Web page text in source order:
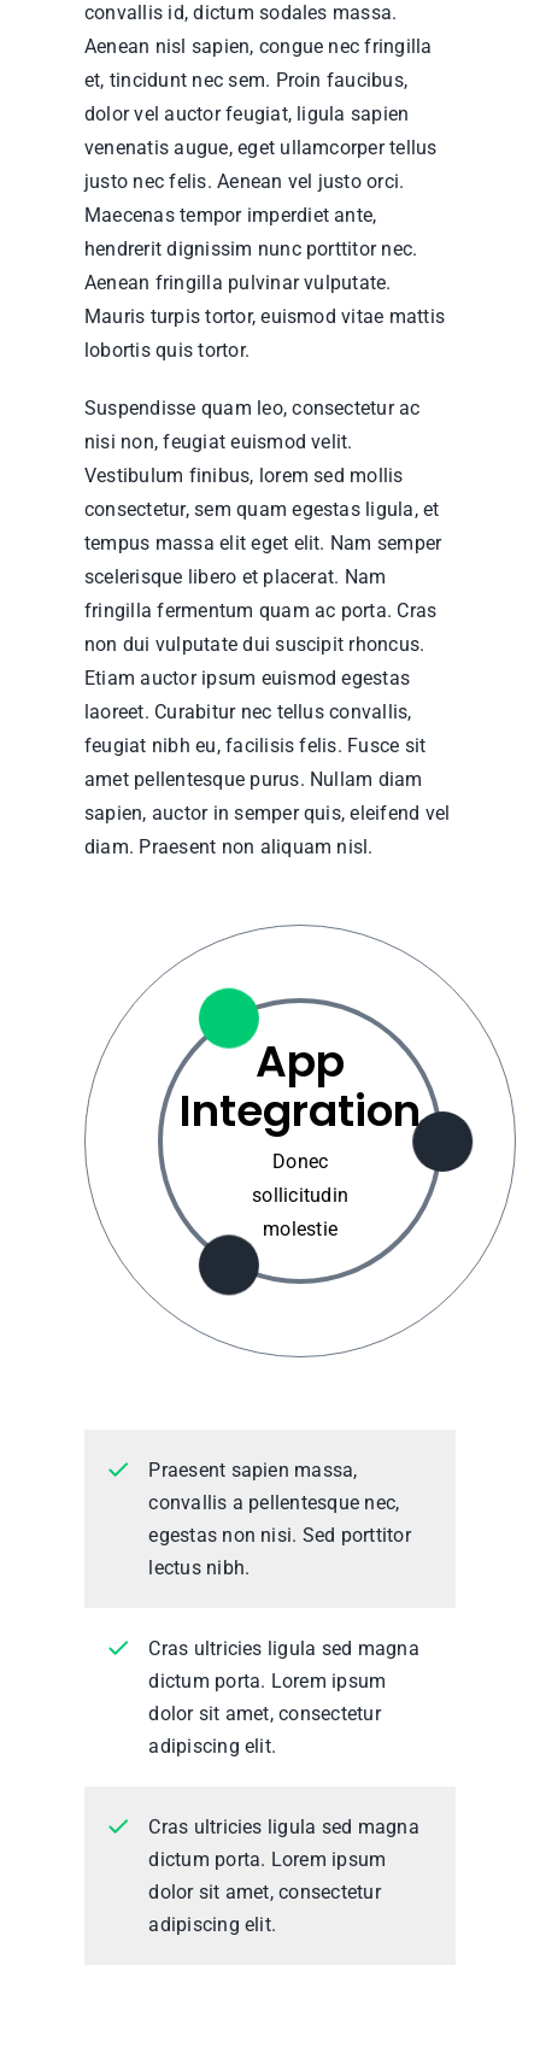
convallis id, dictum sodales massa.
Aenean nisl sapien, congue nec fringilla
et, tincidunt nec sem. Proin faucibus,
dolor vel auctor feugiat,ligula sapien
venenatis augue, eget ullamcorper tellus
justo nec felis. Aenean vel justo orci.
Maecenas tempor imperdiet ante,
hendrerit dignissim nunc porttitor nec.
Aenean fringilla pulvinar vulputate.
Mauris turpis tortor, euismod vitae mattis
lobortis quis tortor.
Suspendisse quam leo, consectetur ac
nisi non, feugiat euismod velit.
Vestibulum finibus, lorem sed mollis
consectetur, sem quam egestas ligula, et
tempus massa elit eget elit. Nam semper
scelerisque libero et placerat. Nam
fringilla fermentum quam ac porta. Cras
non dui vulputate dui suscipit rhoncus.
Etiam auctor ipsum euismod egestas
laoreet. Curabitur nec tellus convallis,
feugiat nibh eu, facilisis felis. Fusce sit
amet pellentesque purus. Nullam diam
sapien, auctor in semper quis, eleifend vel
diam. Praesent non aliquam nisl.
App
Integration
Donec
sollicitudin
molestie
Praesent sapien massa,
convallis a pellentesque nec,
egestas non nisi. Sed porttitor
lectus nibh.
Cras ultricies ligula sed magna
dictum porta. Lorem ipsum
dolor sit amet, consectetur
adipiscing elit.
Cras ultricies ligula sed magna
dictum porta. Lorem ipsum
dolor sit amet, consectetur
adipiscing elit.